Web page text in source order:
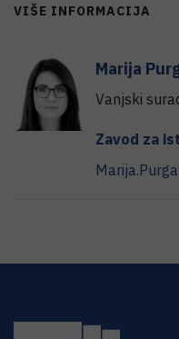
VIŠE INFORMACIJA
Marija
Vanjski
Zavod za